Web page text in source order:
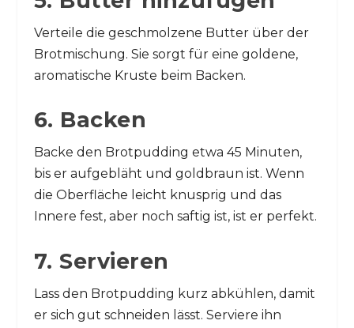
Verteile die geschmolzene Butter über der
Brotmischung. Sie sorgt für eine goldene,
aromatische Kruste beim Backen.
6. Backen
Backe den Brotpudding etwa 45 Minuten,
bis er aufgebläht und goldbraun ist. Wenn
die Oberfläche leicht knusprig und das
Innere fest, aber noch saftig ist, ist er perfekt.
7. Servieren
Lass den Brotpudding kurz abkühlen, damit
er sich gut schneiden lässt. Serviere ihn